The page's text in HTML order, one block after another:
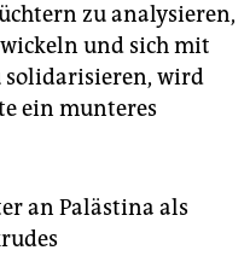
zu analysieren,
und sich mit
solidarisieren, wird
ein munteres
an Palästina als